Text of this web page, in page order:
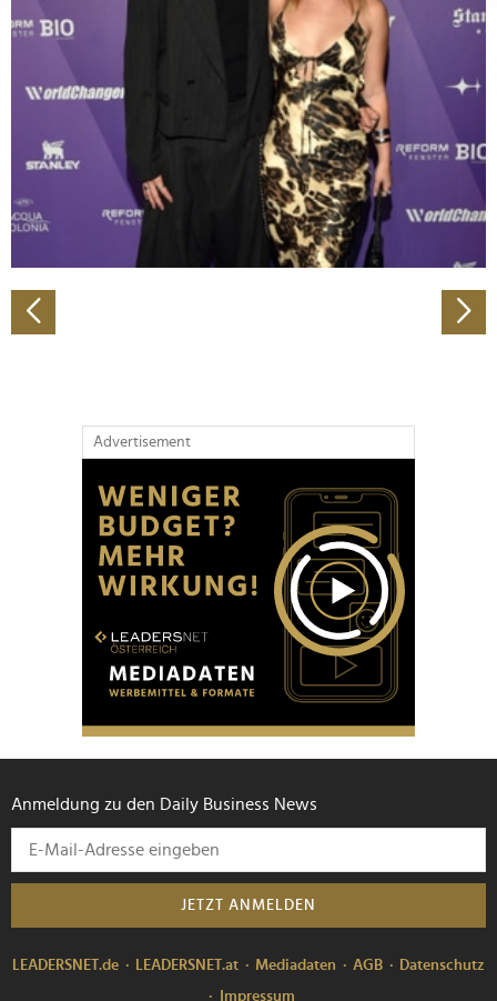
Abschnitt Einzelheiten
Wir verwenden Cookies, um Inhalte und Anzeigen zu
personalisieren, Funktionen für soziale Medien anbieten
zu können und die Zugriffe auf unsere Website zu
analysieren. Außerdem geben wir Informationen zu Ihrer
Verwendung unserer Website an unsere Partner für
soziale Medien, Werbung und Analysen weiter. Unsere
Partner führen diese Informationen möglicherweise mit
weiteren Daten zusammen, die Sie ihnen bereitgestellt
gesammelt haben.
Advertisement
Anmeldung zu den Daily Business News
JETZT ANMELDEN
LEADERSNET.de LEADERSNET.at Mediadaten AGB
Datenschutz
Impressum